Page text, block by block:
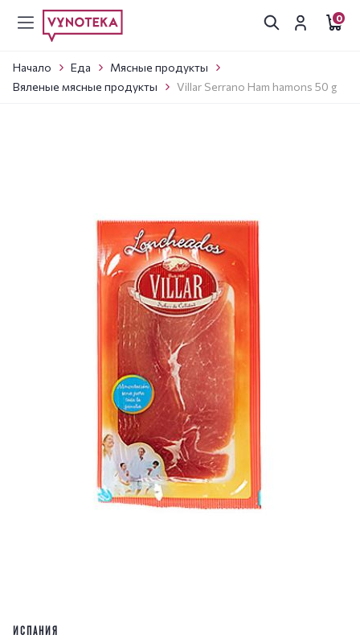
0
Начало Еда
Мясные продукты
Вяленые мясные продукты
Villar Serrano Ham hamons 50 g
ИСПАНИЯ